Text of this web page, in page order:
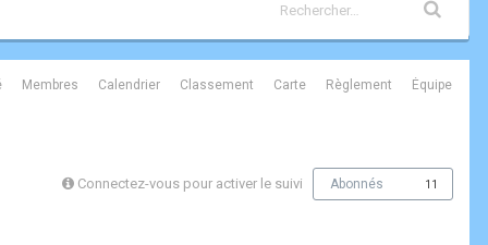
Membres Calendrier Classement Carte Règlement Équipe
Connectez-vous pour activer le suivi Abonnés 11